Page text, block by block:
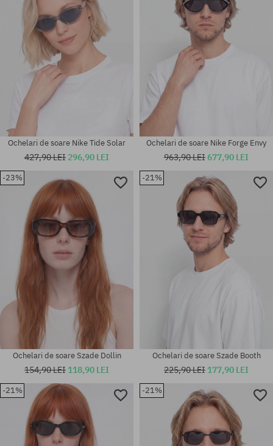
mărime universală mărime universală
mărime universală
Ochelari de soare Nike Tide Solar
427,90 LEI 296,90 LEI
mărime universală
Ochelari de soare Nike Forge Envy
963,90 LEI677,90 LEI
-23%
Ochelari de soare Szade Dollin
154,90 LEI 118,90 LEI
-21%
Ochelari de soare Szade Booth
225,90 LEI 177,90 LEI
-21% -21%